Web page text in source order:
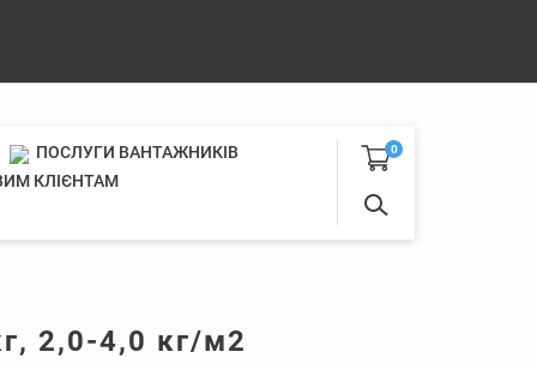
ПОСЛУГИ ВАНТАЖНИКІВ
КЛІЄНТАМ
0
2,0-4,0 кг/м2